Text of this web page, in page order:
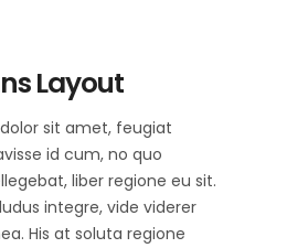
Layout
sit amet, feugiat
id cum, no quo
liber regione eu sit.
integre, vide viderer
His at soluta regione